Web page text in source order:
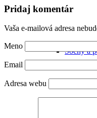
Sochy a
Pridaj komentár
Vaša e-mailová adresa
Meno
Email
Adresa webu